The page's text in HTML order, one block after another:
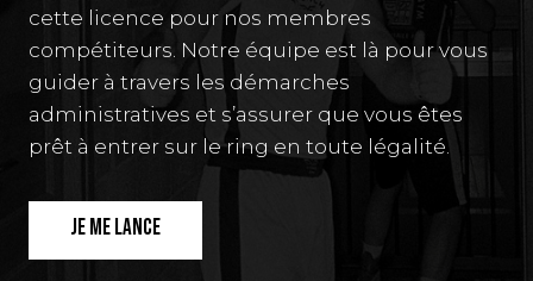
cette licence pour nos membres
compétiteurs. Notre équipe est là pour vous
guider à travers les démarches
administratives et s’assurer que vous êtes
prêt à entrer sur le ring en toute légalité.
JE ME LANCE